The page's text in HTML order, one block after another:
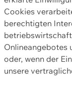
Cookies
berechtigten
Onlineangebotes
oder, wenn der
unsere